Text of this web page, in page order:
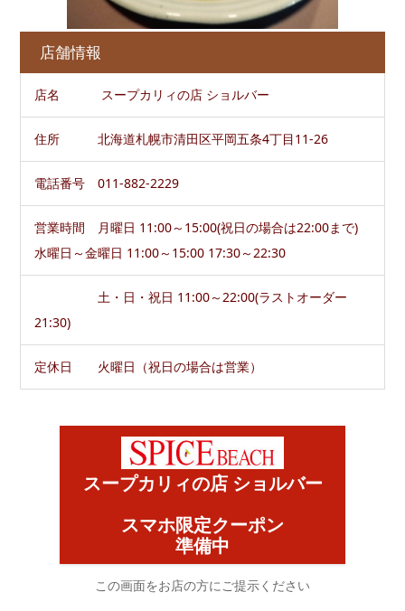
店舗情報
店名 スープカリィの店 ショルバー
住所 北海道札幌市清田区平岡五条4丁目11-26
電話番号 011-882-2229
営業時間 月曜日 11:00～15:00(祝日の場合は22:00まで)
水曜日～金曜日 11:00～15:00 17:30～22:30
土・日・祝日 11:00～22:00(ラストオーダー
21:30)
定休日 火曜日（祝日の場合は営業）
スープカリィの店 ショルバー
スマホ限定クーポン
準備中
この画面をお店の方にご提示ください